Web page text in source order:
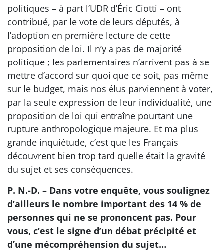
politiques – à part l’UDR d’Éric Ciotti – ont
contribué, par le vote de leurs députés, à
l’adoption en première lecture de cette
proposition de loi. Il n’y a pas de majorité
politique ; les parlementaires n’arrivent pas à se
mettre d’accord sur quoi que ce soit, pas même
sur le budget, mais nos élus parviennent à voter,
par la seule expression de leur individualité, une
proposition de loi qui entraîne pourtant une
rupture anthropologique majeure. Et ma plus
grande inquiétude, c’est que les Français
découvrent bien trop tard quelle était la gravité
du sujet et ses conséquences.
P. N.-D. – Dans votre enquête, vous soulignez
d’ailleurs le nombre important des 14 % de
personnes qui ne se prononcent pas. Pour
vous, c’est le signe d’un débat précipité et
d’une mécompréhension du sujet…